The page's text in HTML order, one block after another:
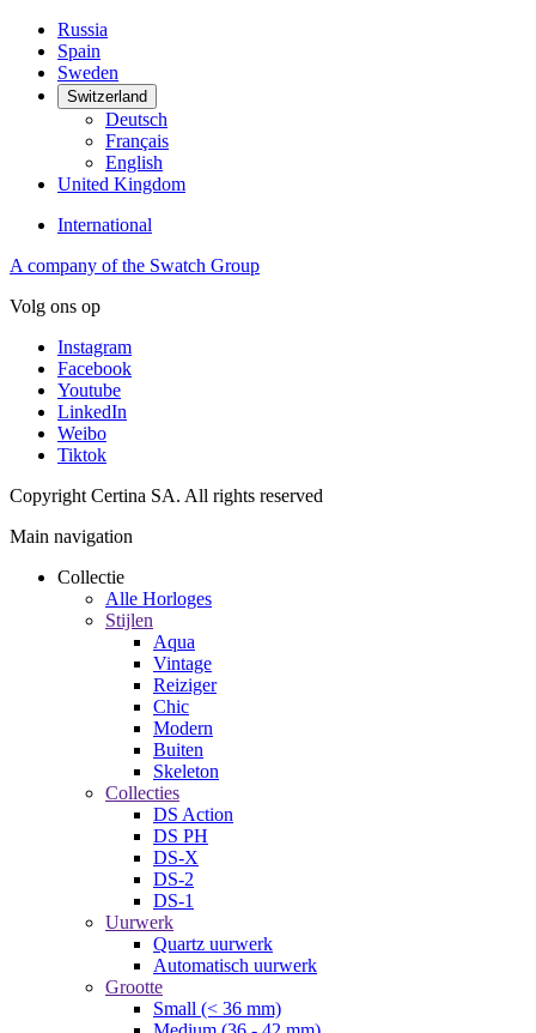
Russia
Spain
Sweden
Switzerland
Deutsch
Français
English
United Kingdom
International
A company of the Swatch Group
Volg ons op
Instagram
Facebook
Youtube
LinkedIn
Weibo
Tiktok
Copyright Certina SA. All rights reserved
Main navigation
Collectie
Alle Horloges
Stijlen
Aqua
Vintage
Reiziger
Chic
Modern
Buiten
Skeleton
Collecties
DS Action
DS PH
DS-X
DS-2
DS-1
Uurwerk
Quartz uurwerk
Automatisch uurwerk
Grootte
Small (< 36 mm)